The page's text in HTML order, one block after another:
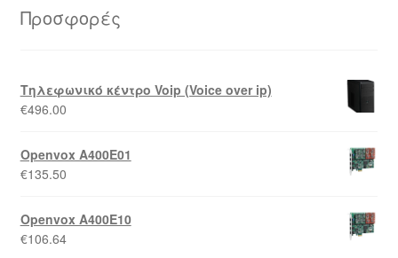
Προσφορές
Τηλεφωνικό κέντρο Voip (Voice over ip)
€496.00
Openvox A400E01
€135.50
Openvox A400E10
€106.64